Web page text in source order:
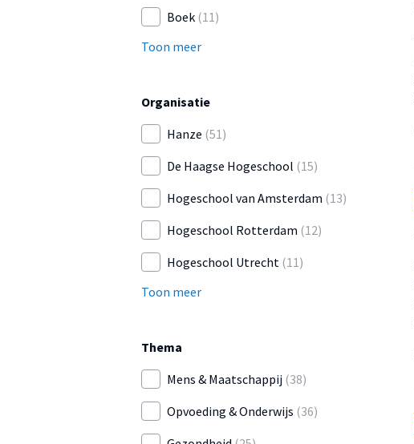
Boek (11)
Toon meer
Organisatie
Hanze (51)
De Haagse Hogeschool (15)
Hogeschool van Amsterdam (13)
Hogeschool Rotterdam (12)
Hogeschool Utrecht (11)
Toon meer
Thema
Mens & Maatschappij (38)
Opvoeding & Onderwijs (36)